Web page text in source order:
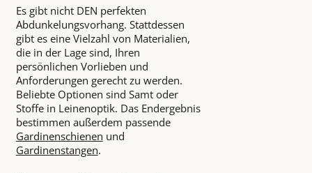
Es gibt nicht DEN perfekten
Abdunkelungsvorhang. Stattdessen
gibt es eine Vielzahl von Materialien,
die in der Lage sind, Ihren
persönlichen Vorlieben und
Anforderungen gerecht zu werden.
Beliebte Optionen sind Samt oder
Stoffe in Leinenoptik. Das Endergebnis
bestimmen außerdem passende
Gardinenschienen und
Gardinenstangen.